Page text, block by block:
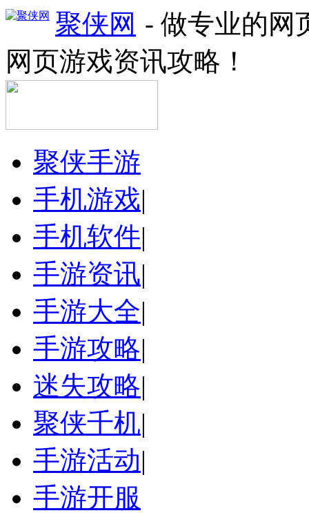
聚侠网 - 做专业的网
网页游戏资讯攻略！
聚侠手游
手机游戏|
手机软件|
手游资讯|
手游大全|
手游攻略|
迷失攻略|
聚侠千机|
手游活动|
手游开服